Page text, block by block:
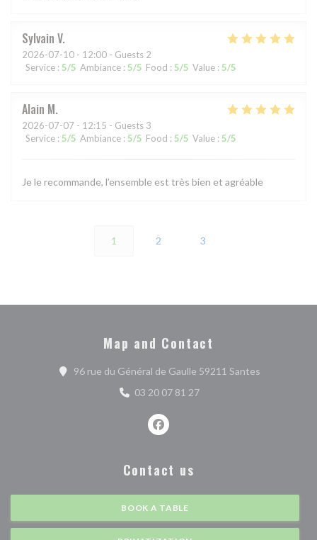
Sylvain V
2026-07-10 - 12:00 - Guests 2
Service : 5/5 Ambiance : 5/5 Food : 5/5 Value : 5/5
Alain M
2026-07-07 - 12:15 - Guests 3
Service : 5/5 Ambiance : 5/5 Food : 5/5 Value : 5/5
Je le recommande, l’ensemble est très bien et agréable
1 2 3
Map and Contact
96 rue du Général de Gaulle 59211 Santes((opens in a
03 20 07 81 27
Facebook ((opens in a new
Contact us
BOOK A TABLE